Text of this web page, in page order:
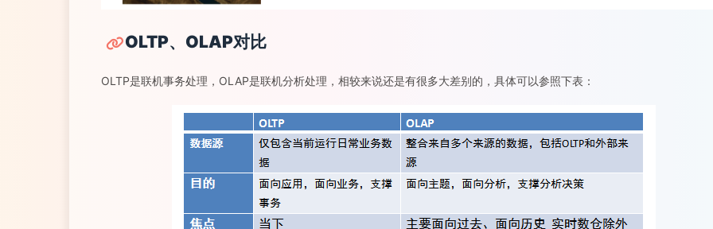
OLTP、OLAP对比
OLTP是联机事务处理，OLAP是联机分析处理，相较来说还是有很多大差别的，具体可以参照下表：